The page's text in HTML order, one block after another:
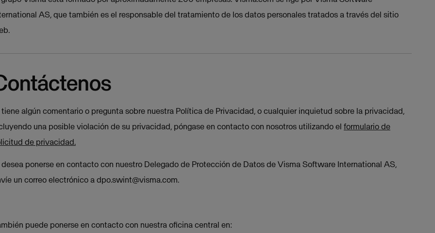
AS, que también es el responsable del tratamiento de los datos personales tratados a través del sitio
algún comentario o pregunta sobre nuestra Política de Privacidad, o cualquier inquietud sobre la privacidad,
una posible violación de su privacidad, póngase en contacto con nosotros utilizando el formulario de
de privacidad.
ponerse en contacto con nuestro Delegado de Protección de Datos de Visma Software International AS,
un correo electrónico adpo.swint@visma.com.
puede ponerse en contacto con nuestra oficina central en: